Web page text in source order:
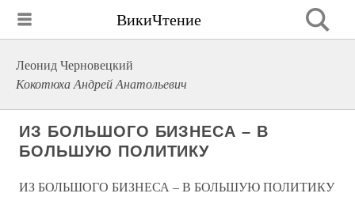
ВикиЧтение
Леонид Черновецкий
Кокотюха Андрей Анатольевич
ИЗ БОЛЬШОГО БИЗНЕСА – В
БОЛЬШУЮ ПОЛИТИКУ
ИЗ БОЛЬШОГО БИЗНЕСА – В БОЛЬШУЮ ПОЛИТИКУ